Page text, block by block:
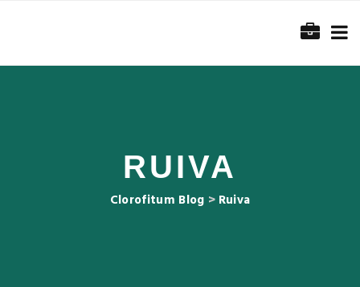
RUIVA
Clorofitum Blog > Ruiva